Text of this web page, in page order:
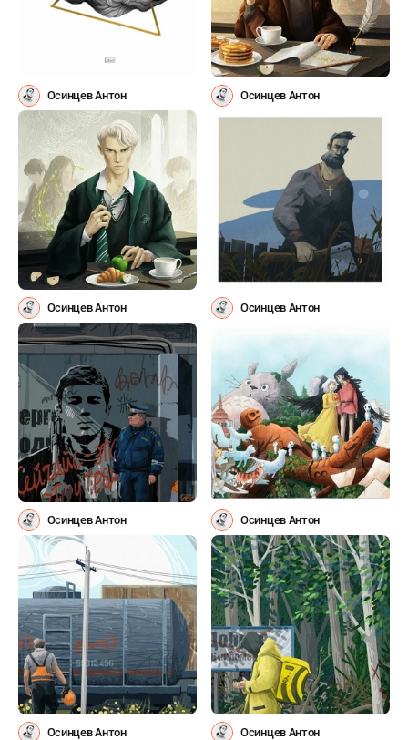
Осинцев Антон Осинцев Антон
Осинцев Антон Осинцев Антон
Осинцев Антон Осинцев Антон
Осинцев Антон Осинцев Антон